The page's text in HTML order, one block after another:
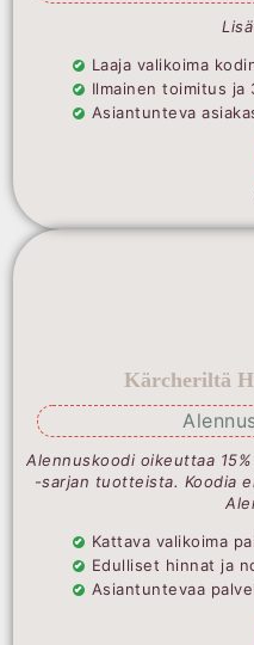
Laaja valikoima
Ilmainen toimitus ja
Asiantunteva
Kärcheriltä
Alennuskoodi oikeuttaa
-sarjan tuotteista. Koodia
Kattava valikoima
Edulliset hinnat ja
Asiantuntevaa